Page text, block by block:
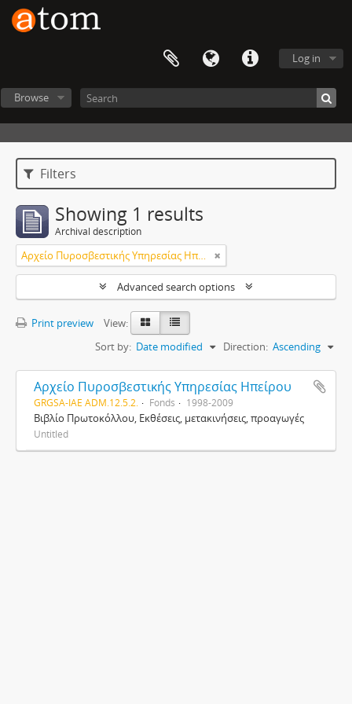
Log in
Browse
Filters
Showing 1 results
Archival description
Αρχείο Πυροσβεστικής Υπηρεσίας Ηπείρου
Advanced search options
Print preview
View:
Sort by: Date modified Direction: Ascending
Αρχείο Πυροσβεστικής Υπηρεσίας Ηπείρου
GRGSA-IAE ADM.12.5.2. Fonds 1998-2009
Βιβλίο Πρωτοκόλλου, Εκθέσεις, μετακινήσεις, προαγωγές
Untitled